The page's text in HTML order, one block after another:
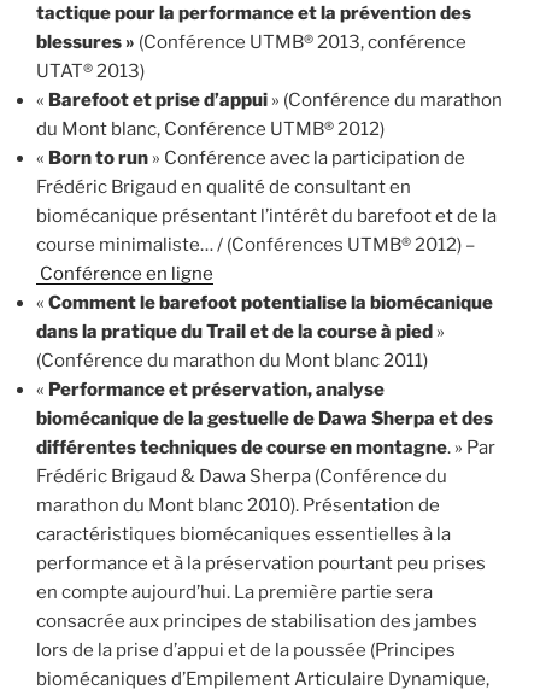
tactique pour la performance et la prévention des
blessures » (Conférence UTMB® 2013, conférence
UTAT® 2013)
« Barefoot et prise d’appui » (Conférence du marathon
du Mont blanc, Conférence UTMB® 2012)
« Born to run » Conférence avec la participation de
Frédéric Brigaud en qualité de consultant en
biomécanique présentant l’intérêt du barefoot et de la
course minimaliste… / (Conférences UTMB® 2012) –
Conférence en ligne
« Comment le barefoot potentialise la biomécanique
dans la pratique du Trail et de la course à pied »
(Conférence du marathon du Mont blanc 2011)
« Performance et préservation, analyse
biomécanique de la gestuelle de Dawa Sherpa et des
différentes techniques de course en montagne. » Par
Frédéric Brigaud & Dawa Sherpa (Conférence du
marathon du Mont blanc 2010). Présentation de
caractéristiques biomécaniques essentielles à la
performance et à la préservation pourtant peu prises
en compte aujourd’hui. La première partie sera
consacrée aux principes de stabilisation des jambes
lors de la prise d’appui et de la poussée (Principes
biomécaniques d’Empilement Articulaire Dynamique,